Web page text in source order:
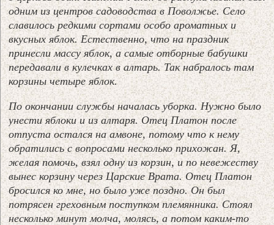
одним из центров садоводства в Поволжье. Село
славилось редкими сортами особо ароматных и
вкусных яблок. Естественно, что на праздник
принесли массу яблок, а самые отборные бабушки
передавали в кулечках в алтарь. Так набралось там
корзины четыре яблок.
По окончании службы началась уборка. Нужно было
унести яблоки и из алтаря. Отец Платон после
отпуста остался на амвоне, потому что к нему
обратились с вопросами несколько прихожан. Я,
желая помочь, взял одну из корзин, и по невежеству
вынес корзину через Царские Врата. Отец Платон
бросился ко мне, но было уже поздно. Он был
потрясен греховным поступком племянника. Стоял
несколько минут молча, молясь, а потом каким-то